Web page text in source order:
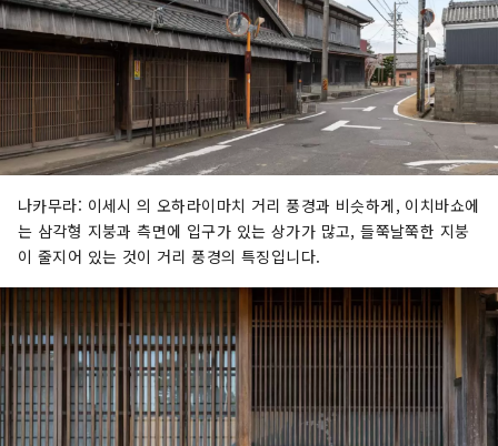
나카무라: 이세시 의 오하라이마치 거리 풍경과 비슷하게, 이치바쇼에
는 삼각형 지붕과 측면에 입구가 있는 상가가 많고, 들쭉날쭉한 지붕
이 줄지어 있는 것이 거리 풍경의 특징입니다.